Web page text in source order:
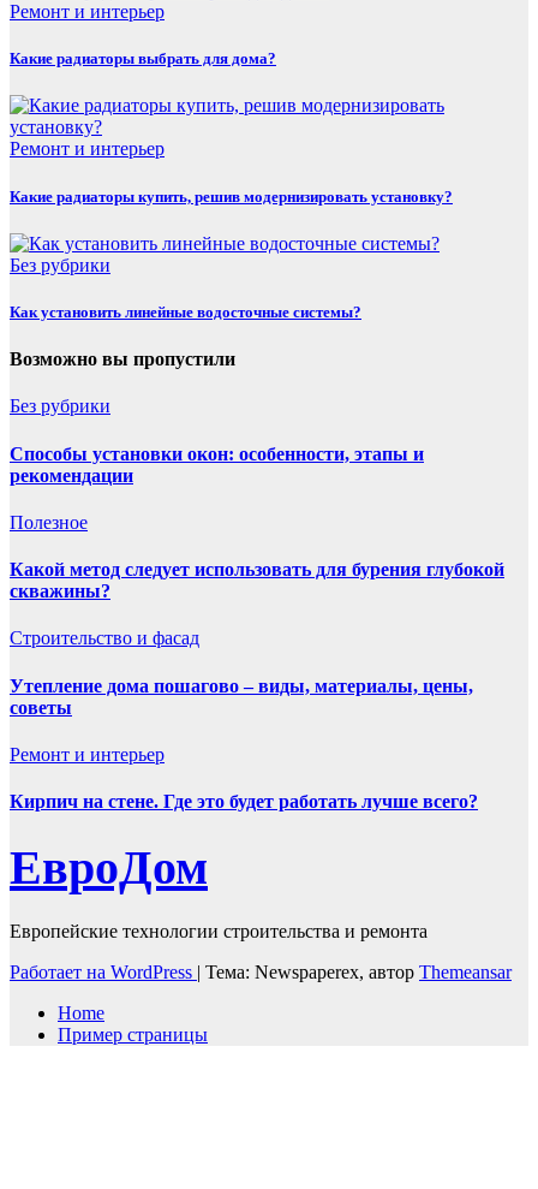
Ремонт и интерьер
Какие радиаторы выбрать для дома?
Ремонт и интерьер
Какие радиаторы купить, решив модернизировать установку?
Без рубрики
Как установить линейные водосточные системы?
Возможно вы пропустили
Без рубрики
Способы установки окон: особенности, этапы и
рекомендации
Полезнoe
Какой метод следует использовать для бурения глубокой
скважины?
Строительство и фасад
Утепление дома пошагово – виды, материалы, цены,
советы
Ремонт и интерьер
Кирпич на стене. Где это будет работать лучше всего?
ЕвроДом
Европейские технологии строительства и ремонта
Работает на WordPress | Тема: Newspaperex, автор Themeansar
Home
Пример страницы